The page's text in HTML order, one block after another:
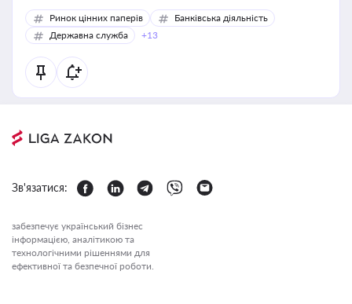
Ринок цінних паперів
Банківська діяльність
Державна служба
+13
Зв'язатися:
забезпечує український бізнес
інформацією, аналітикою та
технологічними рішеннями для
ефективної та безпечної роботи.